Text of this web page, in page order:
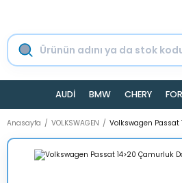
AUDİ BMW CHERY
Anasayfa VOLKSWAGEN Volkswagen Passat